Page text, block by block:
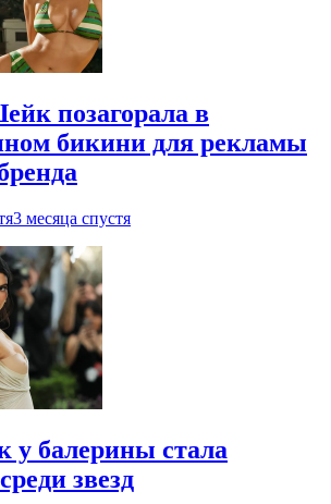
позагорала в
бикини для рекламы
3 месяца спустя
у балерины стала
звезд